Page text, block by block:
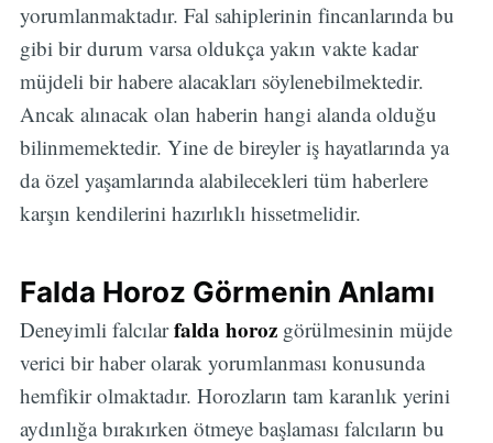
yorumlanmaktadır. Fal sahiplerinin fincanlarında bu
gibi bir durum varsa oldukça yakın vakte kadar
müjdeli bir habere alacakları söylenebilmektedir.
Ancak alınacak olan haberin hangi alanda olduğu
bilinmemektedir. Yine de bireyler iş hayatlarında ya
da özel yaşamlarında alabilecekleri tüm haberlere
karşın kendilerini hazırlıklı hissetmelidir.
Falda Horoz Görmenin Anlamı
Deneyimli falcılarfalda horoz görülmesinin müjde
verici bir haber olarak yorumlanması konusunda
hemfikir olmaktadır. Horozların tam karanlık yerini
aydınlığa bırakırken ötmeye başlaması falcıların bu